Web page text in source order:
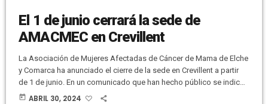
El 1 de junio cerrará la sede de
AMACMEC en Crevillent
La Asociación de Mujeres Afectadas de Cáncer de Mama de Elche
y Comarca ha anunciado el cierre de la sede en Crevillent a partir
de 1 de junio. En un comunicado que han hecho público se indica
que “actualmente nos encontramos en una situación financiera
today ABRIL 30, 2024